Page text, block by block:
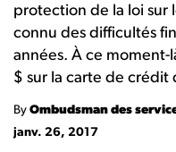
protection de la loi sur
connu des difficultés
années. À ce moment-
$ sur la carte de crédit
By Ombudsman des
janv. 26, 2017